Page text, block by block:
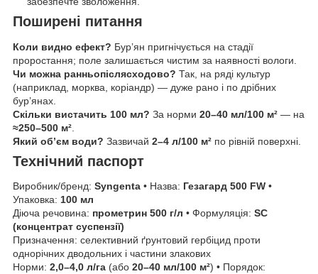
Поширені питання
Коли видно ефект? Бур’ян пригнічується на стадії
проростання; поле залишається чистим за наявності вологи.
Чи можна ранньопіслясходово? Так, на ряді культур
(наприклад, морква, коріандр) — дуже рано і по дрібних
бур’янах.
Скільки вистачить 100 мл? За норми 20–40 мл/100 м² — на
≈250–500 м²
Який об’єм води? Зазвичай 2–4 л/100 м² по рівній поверхні.
Технічний паспорт
Виробник/бренд: Syngenta • Назва: Гезагард 500 FW •
Упаковка: 100 мл
Діюча речовина: прометрин 500 г/л • Формуляція: SC
(концентрат суспензії)
Призначення: селективний ґрунтовий гербіцид проти
однорічних дводольних і частини злакових
Норми: 2,0–4,0 л/га (або 20–40 мл/100 м²) • Порядок: